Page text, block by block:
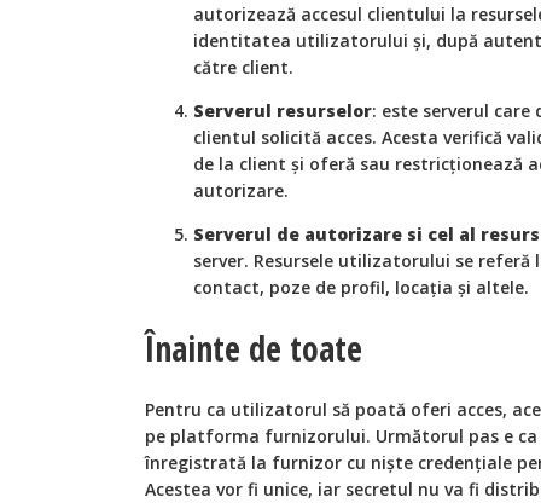
autorizează accesul clientului la
identitatea utilizatorului și, după
către client.
Serverul resurselor: este serverul
clientul solicită acces. Acesta verifică
de la client și oferă sau restricționează
autorizare.
Serverul de autorizare si cel al
server. Resursele utilizatorului se referă
contact, poze de profil, locația și altele.
Înainte de toate
Pentru ca utilizatorul să poată oferi acces,
pe platforma furnizorului. Următorul pas e
înregistrată la furnizor cu niște credențiale
Acestea vor fi unice, iar secretul nu va fi